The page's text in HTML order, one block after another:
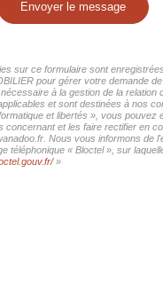
Envoyer le message
sur ce formulaire sont
pour gérer votre demande
à la gestion de la relation
et sont destinées à nos
et libertés », vous pouvez
concernant et les faire rectifier en
Nous vous informons de
téléphonique « Bloctel », sur
»